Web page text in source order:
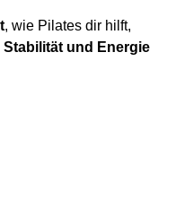
, wie Pilates dir hilft,
Stabilität und Energie